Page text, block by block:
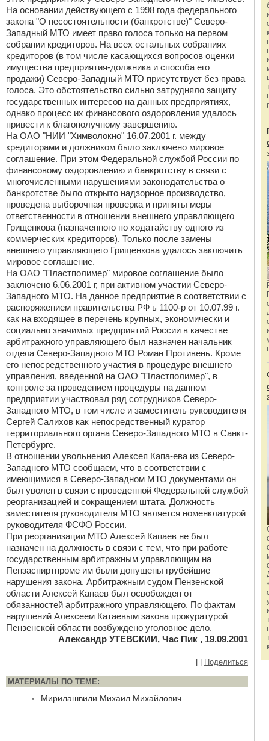
На основании действующего с 1998 года федерального
закона "О несостоятельности (банкротстве)" Северо-
Западный МТО имеет право голоса только на первом
собрании кредиторов. На всех остальных собраниях
кредиторов (в том числе касающихся вопросов оценки
имущества предприятия-должника и способа его
продажи) Северо-Западный МТО присутствует без права
голоса. Это обстоятельство сильно затрудняло защиту
государственных интересов на данных предприятиях,
однако процесс их финансового оздоровления удалось
привести к благополучному завершению.
На ОАО "НИИ "Химволокно" 16.07.2001 г. между
кредиторами и должником было заключено мировое
соглашение. При этом Федеральной службой России по
финансовому оздоровлению и банкротству в связи с
многочисленными нарушениями законодательства о
банкротстве было открыто надзорное производство,
проведена выборочная проверка и приняты меры
ответственности в отношении внешнего управляющего
Грищенкова (назначенного по ходатайству одного из
коммерческих кредиторов). Только после замены
внешнего управляющего Грищенкова удалось заключить
мировое соглашение.
На ОАО "Пластполимер" мировое соглашение было
заключено 6.06.2001 г, при активном участии Северо-
Западного МТО. На данное предприятие в соответствии с
распоряжением правительства РФ ь 1100-р от 10.07.99 г.
как на входящее в перечень крупных, экономически и
социально значимых предприятий России в качестве
арбитражного управляющего был назначен начальник
отдела Северо-Западного МТО Роман Противень. Кроме
его непосредственного участия в процедуре внешнего
управления, введенной на ОАО "Пластполимер", в
контроле за проведением процедуры на данном
предприятии участвовал ряд сотрудников Северо-
Западного МТО, в том числе и заместитель руководителя
Сергей Салихов как непосредственный куратор
территориального органа Северо-Западного МТО в Санкт-
Петербурге.
В отношении увольнения Алексея Капа-ева из Северо-
Западного МТО сообщаем, что в соответствии с
имеющимися в Северо-Западном МТО документами он
был уволен в связи с проведенной Федеральной службой
реорганизацией и сокращением штата. Должность
заместителя руководителя МТО является номенклатурой
руководителя ФСФО России.
При реорганизации МТО Алексей Капаев не был
назначен на должность в связи с тем, что при работе
государственным арбитражным управляющим на
Пензаспиртпроме им были допущены грубейшие
нарушения закона. Арбитражным судом Пензенской
области Алексей Капаев был освобожден от
обязанностей арбитражного управляющего. По фактам
нарушений Алексеем Катаевым закона прокуратурой
Пензенской области возбуждено уголовное дело.
Александр УТЕВСКИИ, Час Пик , 19.09.2001
Поделиться
МАТЕРИАЛЫ ПО ТЕМЕ:
Мирилашвили Михаил Михайлович